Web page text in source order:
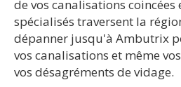
de vos canalisations coincées
spécialisés traversent la
dépanner jusqu'à Ambutrix
vos canalisations et même
vos désagréments de vidage.